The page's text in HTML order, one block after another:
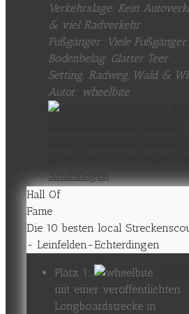
Verkehrslage: Kein
& viel Radverkehr
Fußgänger: Viele Fußgänger
Bodenbelag: Glatter Teer
Setting: Radweg, Wald &
Autor: wheelbite
Hall Of
Fame
Die 10 besten local
- Leinfelden-Echterdingen
Platz 1:
mit einer veröffentlichten
Longboardstrecke in